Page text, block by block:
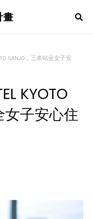
畫
SANJO，三条站全女子安
KYOTO
女子安心住